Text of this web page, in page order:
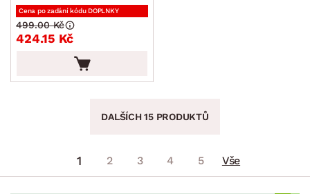
Cena po zadání kódu DOPLNKY
424.15 Kč
499.00 Kč
DALŠÍCH 15 PRODUKTŮ
1 2 3 4 5 Vše